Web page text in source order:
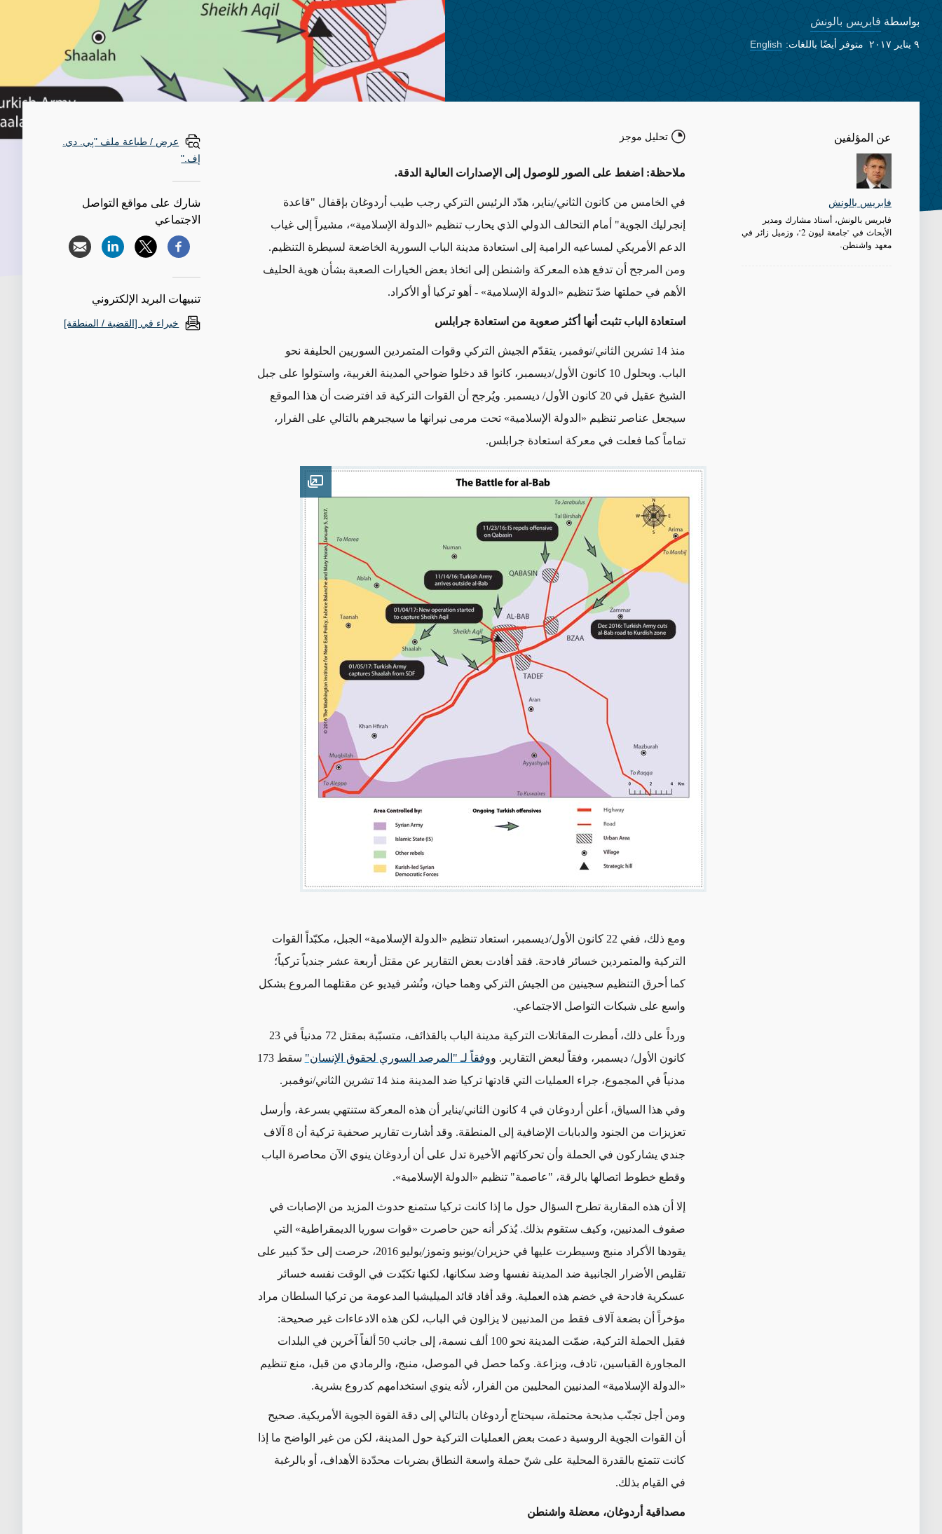
بواسطة فابريس بالونش
٩ يناير ٢٠١٧ متوفر أيضًا باللغات: English
عن المؤلفين
فابريس بالونش
فابريس بالونش، أستاذ مشارك ومدير
الأبحاث في "جامعة ليون 2"، وزميل زائر في
معهد واشنطن.
تحليل موجز
ملاحظة: اضغط على الصور للوصول إلى الإصدارات العالية الدقة.
في الخامس من كانون الثاني/يناير، هدّد الرئيس التركي رجب طيب أردوغان بإقفال "قاعدة
إنجرليك الجوية" أمام التحالف الدولي الذي يحارب تنظيم «الدولة الإسلامية»، مشيراً إلى غياب
الدعم الأمريكي لمساعيه الرامية إلى استعادة مدينة الباب السورية الخاضعة لسيطرة التنظيم.
ومن المرجح أن تدفع هذه المعركة واشنطن إلى اتخاذ بعض الخيارات الصعبة بشأن هوية الحليف
الأهم في حملتها ضدّ تنظيم «الدولة الإسلامية» - أهو تركيا أو الأكراد.
استعادة الباب تثبت أنها أكثر صعوبة من استعادة جرابلس
منذ 14 تشرين الثاني/نوفمبر، يتقدّم الجيش التركي وقوات المتمردين السوريين الحليفة نحو
الباب. وبحلول 10 كانون الأول/ديسمبر، كانوا قد دخلوا ضواحي المدينة الغربية، واستولوا على
جبل
الشيخ عقيل في 20 كانون الأول/ ديسمبر. ويُرجح أن القوات التركية قد افترضت أن هذا الموقع
سيجعل عناصرتنظيم «الدولة الإسلامية» تحت مرمى نيرانها ما سيجبرهم بالتالي على الفرار،
تماماً كما فعلت في معركة استعادة جرابلس.
Open image
ومع ذلك، ففي
22 كانون الأول/ديسمبر، استعاد تنظيم «الدولة الإسلامية» الجبل، مكبّداً القوات
التركية والمتمردين خسائر فادحة. فقد أفادت بعض التقارير عن مقتل أربعة عشر جندياً تركياً؛
كما أحرق التنظيم سجينين من الجيش التركي وهما حيان، ونُشر فيديو عن مقتلهما المروع بشكل
واسع على شبكات التواصل الاجتماعي.
ورداً على ذلك، أمطرت المقاتلات التركية مدينة الباب بالقذائف، متسبّبة بمقتل 72 مدنياً في 23
كانون الأول/ ديسمبر، وفقاً لبعض التقارير. ووفقاً لـ "المرصد السوري لحقوق الإنسان"
سقط 173
مدنياً في المجموع، جراء العمليات التي قادتها تركيا ضد المدينة منذ 14 تشرين الثاني/نوفمبر.
وفي هذا السياق، أعلن أردوغان في 4 كانون الثاني/يناير أن هذه المعركة ستنتهي بسرعة
، وأرسل
تعزيزات من الجنود والدبابات الإضافية إلى المنطقة. وقد أشارت تقارير صحفية تركية أن 8 آلاف
جندي يشاركون في الحملة وأن تحركاتهم الأخيرة تدل على أن أردوغان ينوي الآن محاصرة الباب
وقطع خطوط اتصالها بالرقة، "عاصمة" تنظيم «الدولة الإسلامية».
إلا أن هذه المقاربة تطرح السؤال حول ما إذا كانت تركيا ستمنع حدوث المزيد من الإصابات في
صفوف المدنيين، وكيف ستقوم بذلك. يُذكر أنه حين حاصرت «قوات سوريا الديمقراطية» التي
يقودها الأكراد منبج وسيطرت عليها في حزيران/يونيو وتموز/يوليو 2016، حرصت إلى حدّ كبير على
تقليص الأضرار الجانبية ضد المدينة نفسها وضد سكانها، لكنها تكبّدت في الوقت نفسه خسائر
عسكرية فادحة في خضم هذه العملية. وقد أفاد قائد الميليشيا المدعومة من تركيا السلطان مراد
مؤخراً أن بضعة آلاف فقط من المدنيين لا يزالون في الباب، لكن هذه الادعاءات غير صحيحة:
فقبل الحملة التركية، ضمّت المدينة نحو 100 ألف نسمة، إلى جانب 50 ألفاً آخرين في البلدات
المجاورة القباسين، تادف، وبزاعة. وكما حصل في الموصل، منبج، والرمادي من قبل، منع تنظيم
«الدولة الإسلامية» المدنيين المحليين من الفرار، لأنه ينوي استخدامهم كدروع بشرية.
ومن أجل تجنّب مذبحة محتملة، سيحتاج أردوغان بالتالي إلى دقة القوة الجوية الأمريكية. صحيح
أن القوات الجوية الروسية دعمت بعض العمليات التركية حول المدينة، لكن من غير الواضح ما إذا
كانت تتمتع بالقدرة المحلية على شنّ حملة واسعة النطاق بضربات محدّدة الأهداف، أو بالرغبة
في القيام بذلك.
مصداقية أردوغان، معضلة واشنطن
عرض / طباعة ملف "پي. دي.
إف."
شارك على مواقع التواصل
الاجتماعي
تنبيهات البريد الإلكتروني
خبراء في [القضية / المنطقة]